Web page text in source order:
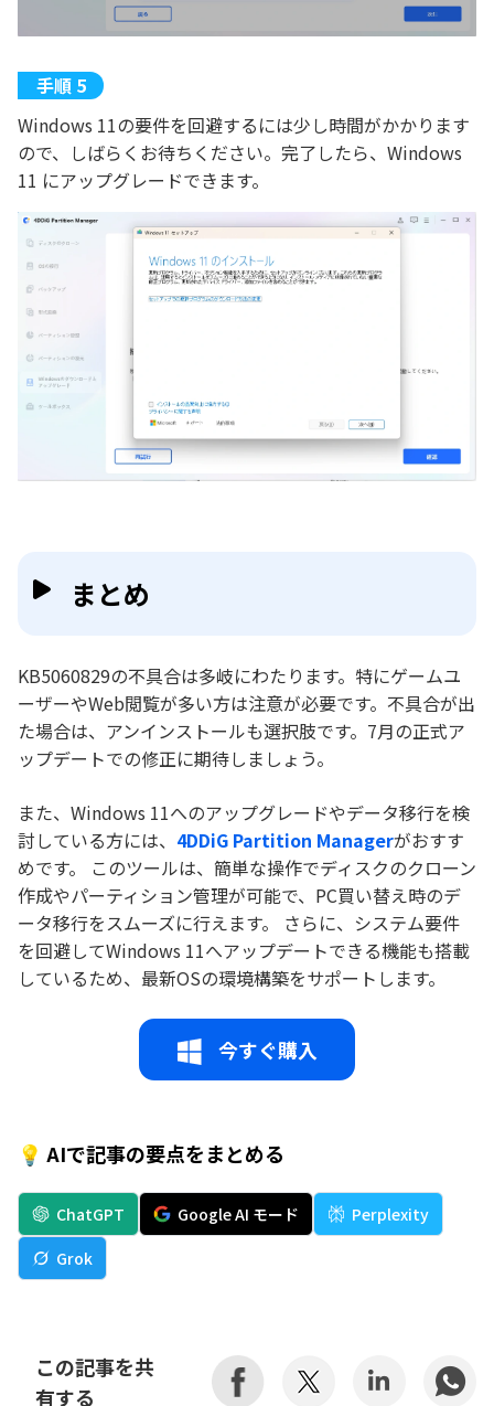
Windows 11の要件を回避するには少し時間がかかります
ので、しばらくお待ちください。完了したら、Windows
11 にアップグレードできます。
まとめ
KB5060829の不具合は多岐にわたります。特にゲームユ
ーザーやWeb閲覧が多い方は注意が必要です。不具合が出
た場合は、アンインストールも選択肢です。7月の正式ア
ップデートでの修正に期待しましょう。
また、Windows 11へのアップグレードやデータ移行を検
討している方には、 4DDiG Partition Managerがおすす
めです。 このツールは、簡単な操作でディスクのクローン
作成やパーティション管理が可能で、PC買い替え時のデ
ータ移行をスムーズに行えます。 さらに、システム要件
を回避してWindows 11へアップデートできる機能も搭載
しているため、最新OSの環境構築をサポートします。
今すぐ購入
💡 AIで記事の要点をまとめる
ChatGPT Google AI モード
Perplexity
Grok
この記事を共
有する